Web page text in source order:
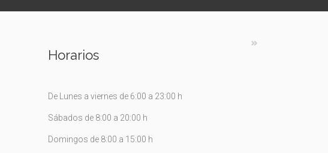
Horarios
De Lunes a viernes de 6:00 a 23:00 h
Sábados de 8:00 a 20:00 h
Domingos de 8:00 a 15:00 h